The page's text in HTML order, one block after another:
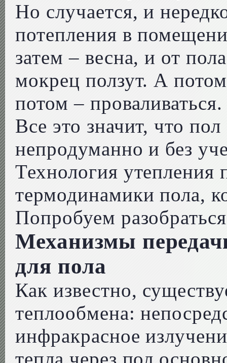
Но случается, и
потепления в
затем – весна, и от
мокрец ползут. А
потом – проваливаться.
Все это значит, что
непродуманно и без
Технология утепления
термодинамики пола,
Попробуем
Механизмы
для пола
Как известно,
теплообмена:
инфракрасное